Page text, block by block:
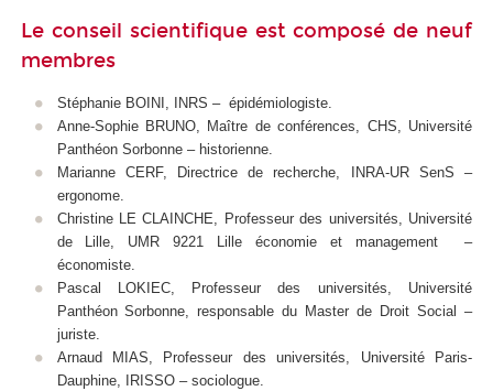
Le conseil scientifique est composé de neuf
membres
Stéphanie BOINI, INRS – épidémiologiste.
Anne-Sophie BRUNO, Maître de conférences, CHS, Université
Panthéon Sorbonne – historienne.
Marianne CERF, Directrice de recherche, INRA-UR SenS –
ergonome.
Christine LE CLAINCHE, Professeur des universités, Université
de Lille, UMR 9221 Lille économie et management –
économiste.
Pascal LOKIEC, Professeur des universités, Université
Panthéon Sorbonne, responsable du Master de Droit Social –
juriste.
Arnaud MIAS, Professeur des universités, Université Paris-
Dauphine, IRISSO – sociologue.